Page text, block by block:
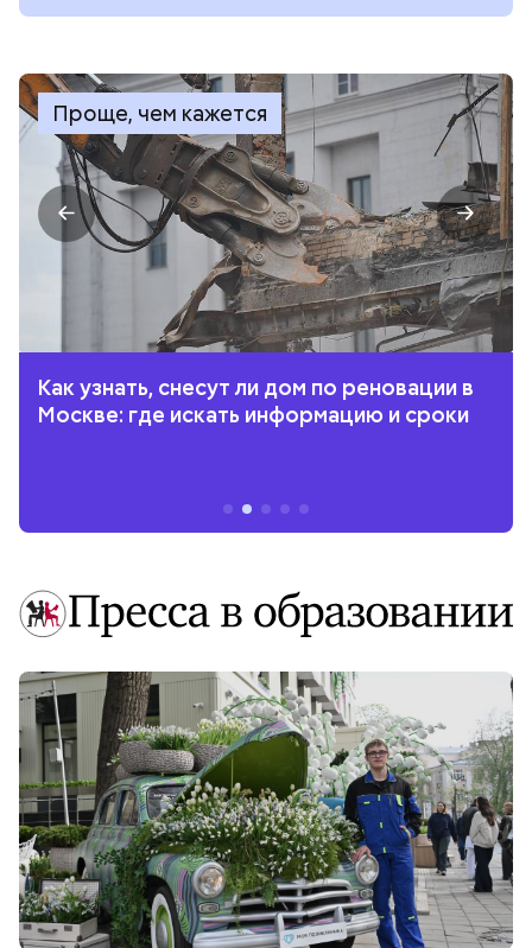
Проще, чем кажется
Как узнать, снесут ли дом по реновации в
Москве: где искать информацию и сроки